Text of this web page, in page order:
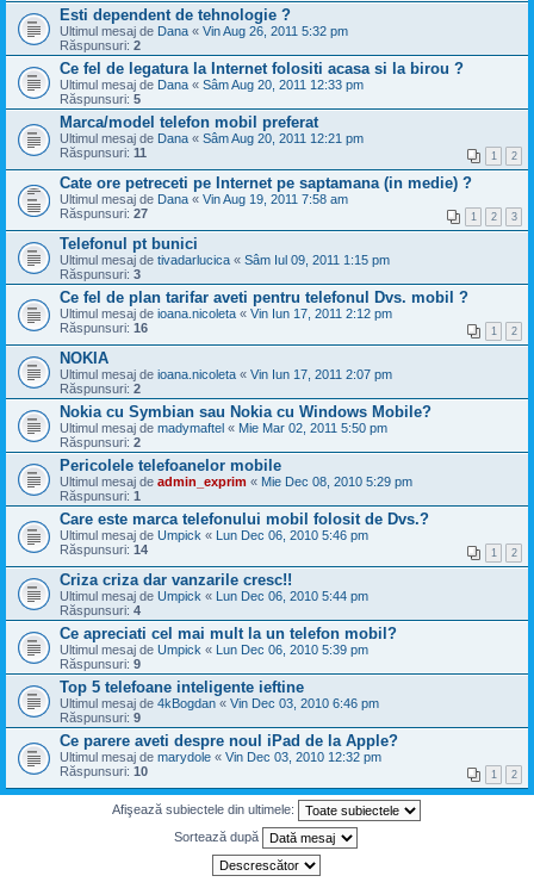
Esti dependent de tehnologie ?
Ultimul mesaj de Dana « Vin Aug 26, 2011 5:32 pm
Răspunsuri: 2
Ce fel de legatura la Internet folositi acasa si la birou ?
Ultimul mesaj de Dana « Sâm Aug 20, 2011 12:33 pm
Răspunsuri: 5
Marca/model telefon mobil preferat
Ultimul mesaj de Dana « Sâm Aug 20, 2011 12:21 pm
Răspunsuri: 11 1 2
Cate ore petreceti pe Internet pe saptamana (in medie) ?
Ultimul mesaj de Dana « Vin Aug 19, 2011 7:58 am
Răspunsuri: 27 1 2 3
Telefonul pt bunici
Ultimul mesaj de tivadarlucica « Sâm Iul 09, 2011 1:15 pm
Răspunsuri: 3
Ce fel de plan tarifar aveti pentru telefonul Dvs. mobil ?
Ultimul mesaj de ioana.nicoleta « Vin Iun 17, 2011 2:12 pm
Răspunsuri: 16 1 2
NOKIA
Ultimul mesaj de ioana.nicoleta « Vin Iun 17, 2011 2:07 pm
Răspunsuri: 2
Nokia cu Symbian sau Nokia cu Windows Mobile?
Ultimul mesaj de madymaftel « Mie Mar 02, 2011 5:50 pm
Răspunsuri: 2
Pericolele telefoanelor mobile
Ultimul mesaj de admin_exprim « Mie Dec 08, 2010 5:29 pm
Răspunsuri: 1
Care este marca telefonului mobil folosit de Dvs.?
Ultimul mesaj de Umpick « Lun Dec 06, 2010 5:46 pm
Răspunsuri: 14 1 2
Criza criza dar vanzarile cresc!!
Ultimul mesaj de Umpick « Lun Dec 06, 2010 5:44 pm
Răspunsuri: 4
Ce apreciati cel mai mult la un telefon mobil?
Ultimul mesaj de Umpick « Lun Dec 06, 2010 5:39 pm
Răspunsuri: 9
Top 5 telefoane inteligente ieftine
Ultimul mesaj de 4kBogdan « Vin Dec 03, 2010 6:46 pm
Răspunsuri: 9
Ce parere aveti despre noul iPad de la Apple?
Ultimul mesaj de marydole « Vin Dec 03, 2010 12:32 pm
Răspunsuri: 10 1 2
Afişează subiectele din ultimele:
Sortează după